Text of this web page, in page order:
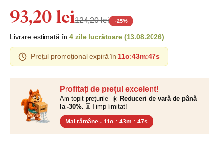
Profitați de prețul excelent!
Am topit prețurile! ☀️ Reduceri de vară de până
la -30%. ⏳ Timp limitat!
Mai rămâne - 11o : 43m : 46s
93,20 lei124,20 lei -25%
Livrare estimată în 4 zile lucrătoare (13.08.2026)
Prețul promoțional expiră în 11o:43m:46s